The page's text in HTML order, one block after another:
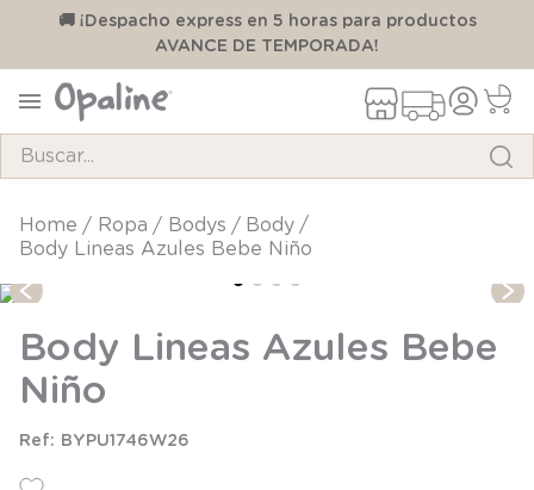
🚚 ¡Despacho express en 5 horas para productos
AVANCE DE TEMPORADA!
ropa bodys
body
Body Lineas Azules Bebe Niño
Body Lineas Azules Bebe
Niño
BYPU1746W26
TÉRMINOS MÁS BUSCADOS
3.
zapatillas
.
body
5
manta